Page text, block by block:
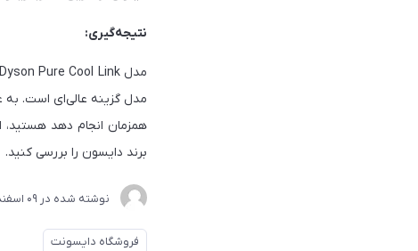
نتیجه‌گیری:
مدل گزینه عالی‌ای است. به
همزمان انجام دهد هستید،
برند دایسون را بررسی کنید.
نوشته شده در 09 اسفند 1403
فروشگاه دایسونت